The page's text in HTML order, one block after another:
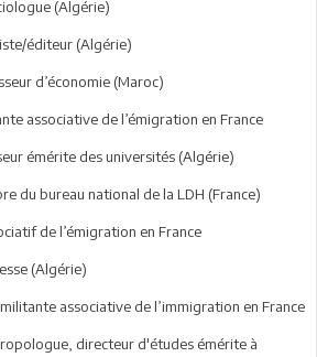
(Algérie)
éditeur (Algérie)
d’économie (Maroc)
associative de l’émigration en France
émérite des universités (Algérie)
du bureau national de la LDH (France)
de l’émigration en France
(Algérie)
associative de l’immigration en France
directeur d'études émérite à